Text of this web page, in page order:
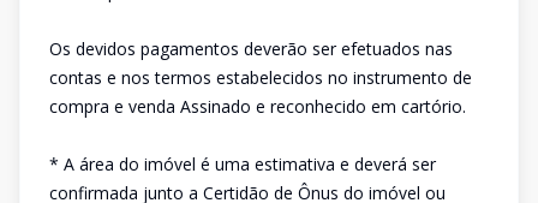
Os devidos pagamentos deverão ser efetuados nas
contas e nos termos estabelecidos no instrumento de
compra e venda Assinado e reconhecido em cartório.
* A área do imóvel é uma estimativa e deverá ser
confirmada junto a Certidão de Ônus do imóvel ou